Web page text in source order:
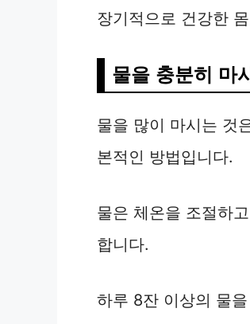
장기적으로 건강한
물을 충분히 마
물을 많이 마시는 것
본적인 방법입니다.
물은 체온을 조절하
합니다.
하루 8잔 이상의 물